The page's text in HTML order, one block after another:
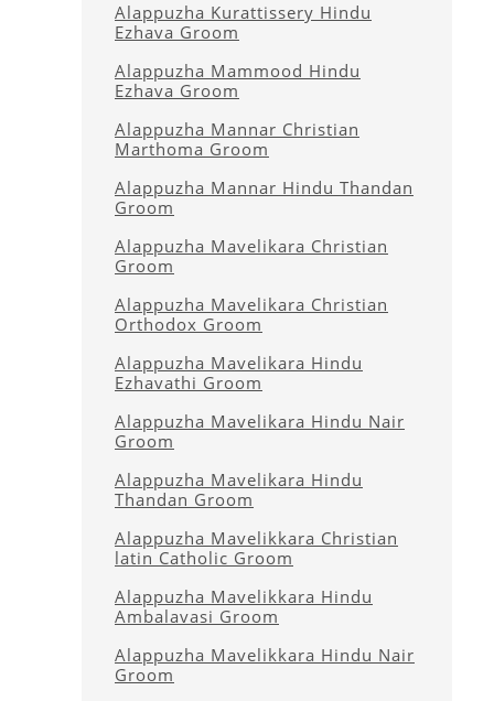
Alappuzha Kurattissery Hindu
Ezhava Groom
Alappuzha Mammood Hindu
Ezhava Groom
Alappuzha Mannar Christian
Marthoma Groom
Alappuzha Mannar Hindu Thandan
Groom
Alappuzha Mavelikara Christian
Groom
Alappuzha Mavelikara Christian
Orthodox Groom
Alappuzha Mavelikara Hindu
Ezhavathi Groom
Alappuzha Mavelikara Hindu Nair
Groom
Alappuzha Mavelikara Hindu
Thandan Groom
Alappuzha Mavelikkara Christian
latin Catholic Groom
Alappuzha Mavelikkara Hindu
Ambalavasi Groom
Alappuzha Mavelikkara Hindu Nair
Groom